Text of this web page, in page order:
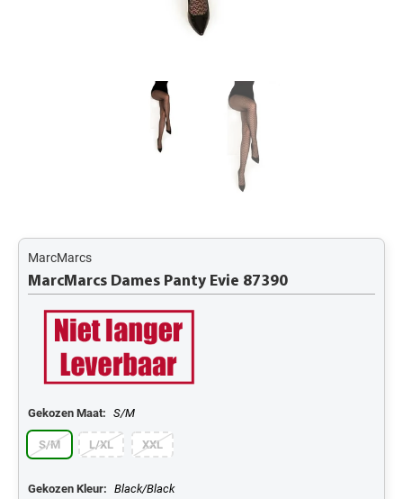
MarcMarcs
MarcMarcs Dames Panty Evie 87390
Gekozen Maat: S/M
S/M L/XL XXL
Gekozen Kleur: Black/Black